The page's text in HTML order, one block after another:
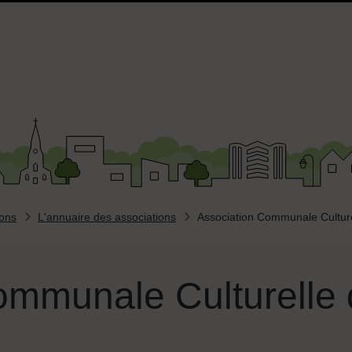
Culturelle
L'annuaire des associations Association Communale